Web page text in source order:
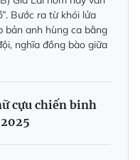
Bước ra từ khói lửa
bản anh hùng ca bằng
nghĩa đồng bào giữa
cựu chiến binh